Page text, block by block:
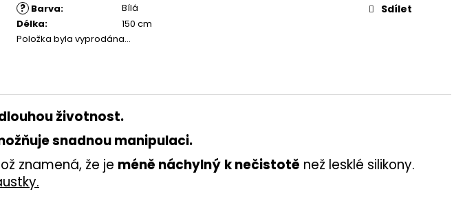
? Barva:
Bílá
Délka:
150 cm
Položka byla vyprodána…
Sdílet
životnost.
snadnou manipulaci.
znamená, že je méně náchylný k nečistotě než lesklé silikony.
.